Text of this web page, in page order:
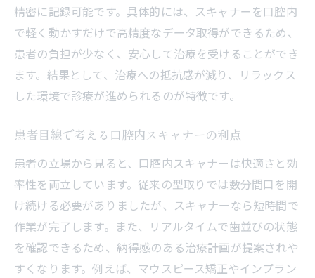
精密に記録可能です。具体的には、スキャナーを口腔内
で軽く動かすだけで高精度なデータ取得ができるため、
患者の負担が少なく、安心して治療を受けることができ
ます。結果として、治療への抵抗感が減り、リラックス
した環境で診療が進められるのが特徴です。
患者目線で考える口腔内スキャナーの利点
患者の立場から見ると、口腔内スキャナーは快適さと効
率性を両立しています。従来の型取りでは数分間口を開
け続ける必要がありましたが、スキャナーなら短時間で
作業が完了します。また、リアルタイムで歯並びの状態
を確認できるため、納得感のある治療計画が提案されや
すくなります。例えば、マウスピース矯正やインプラン